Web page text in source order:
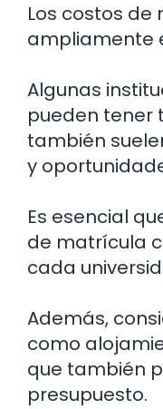
Los costos
ampliamente
Algunas
pueden tener
también
y
Es esencial
de matrícula
cada
Además,
como
que también
presupuesto.